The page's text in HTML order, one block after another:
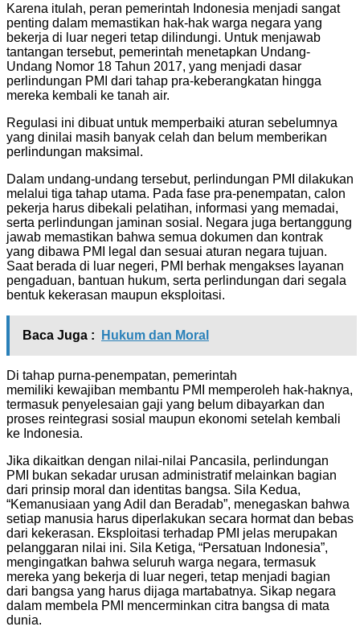
Karena itulah, peran pemerintah Indonesia menjadi sangat
penting dalam memastikan hak-hak warga negara yang
bekerja di luar negeri tetap dilindungi. Untuk menjawab
tantangan tersebut, pemerintah menetapkan Undang-
Undang Nomor 18 Tahun 2017, yang menjadi dasar
perlindungan PMI dari tahap pra-keberangkatan hingga
mereka kembali ke tanah air.
Regulasi ini dibuat untuk memperbaiki aturan sebelumnya
yang dinilai masih banyak celah dan belum memberikan
perlindungan maksimal.
Dalam undang-undang tersebut, perlindungan PMI dilakukan
melalui tiga tahap utama. Pada fase pra-penempatan, calon
pekerja harus dibekali pelatihan, informasi yang memadai,
serta perlindungan jaminan sosial. Negara juga bertanggung
jawab memastikan bahwa semua dokumen dan kontrak
yang dibawa PMI legal dan sesuai aturan negara tujuan.
Saat berada di luar negeri, PMI berhak mengakses layanan
pengaduan, bantuan hukum, serta perlindungan dari segala
bentuk kekerasan maupun eksploitasi.
Baca Juga : Hukum dan Moral
Di tahap purna-penempatan, pemerintah
memiliki kewajiban membantu PMI memperoleh hak-haknya,
termasuk penyelesaian gaji yang belum dibayarkan dan
proses reintegrasi sosial maupun ekonomi setelah kembali
ke Indonesia.
Jika dikaitkan dengan nilai-nilai Pancasila, perlindungan
PMI bukan sekadar urusan administratif melainkan bagian
dari prinsip moral dan identitas bangsa. Sila Kedua,
“Kemanusiaan yang Adil dan Beradab”, menegaskan bahwa
setiap manusia harus diperlakukan secara hormat dan bebas
dari kekerasan. Eksploitasi terhadap PMI jelas merupakan
pelanggaran nilai ini. Sila Ketiga, “Persatuan Indonesia”,
mengingatkan bahwa seluruh warga negara, termasuk
mereka yang bekerja di luar negeri, tetap menjadi bagian
dari bangsa yang harus dijaga martabatnya. Sikap negara
dalam membela PMI mencerminkan citra bangsa di mata
dunia.